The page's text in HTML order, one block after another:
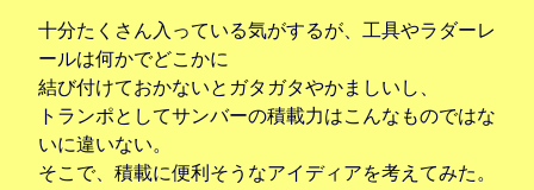
十分たくさん入っている気がするが、工具やラダーレ
ールは何かでどこかに
結び付けておかないとガタガタやかましいし、
トランポとしてサンバーの積載力はこんなものではな
いに違いない。
そこで、積載に便利そうなアイディアを考えてみた。